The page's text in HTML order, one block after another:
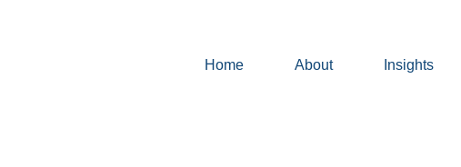
Home About Insights